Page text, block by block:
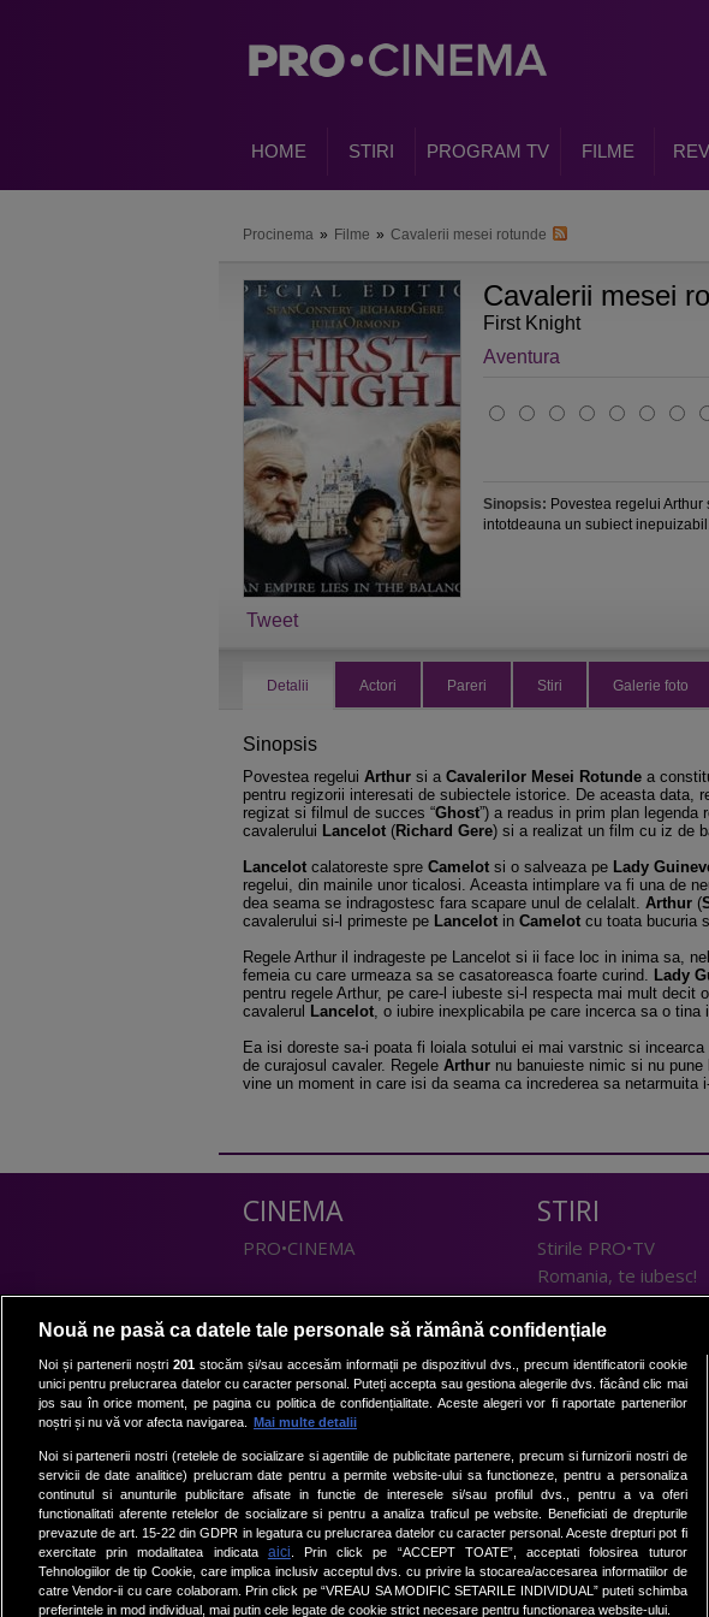
HOME STIRI PROGRAM TV FILME
Procinema » Filme » Cavalerii mesei rotunde
Tweet
Cavalerii mesei
First Knight
Aventura
Sinopsis: Povestea regelui
intotdeauna un subiect
Detalii Actori Pareri Stiri Galerie foto
Sinopsis
Povestea regelui Arthur si a Cavalerilor Mesei Rotunde a
pentru regizorii interesati de subiectele istorice. De aceasta data,
regizat si filmul de succes “Ghost”) a readus in prim plan legenda
cavalerului Lancelot (Richard Gere) si a realizat un film cu iz de
Lancelot calatoreste spre Camelot si o salveaza pe Lady
regelui, din mainile unor ticalosi. Aceasta intimplare va fi una de
dea seama se indragostesc fara scapare unul de celalalt. Arthur (
cavalerului si-l primeste pe Lancelot in Camelot cu toata bucuria
Regele Arthur il indrageste pe Lancelot si ii face loc in inima sa,
femeia cu care urmeaza sa se casatoreasca foarte curind. Lady
pentru regele Arthur, pe care-l iubeste si-l respecta mai mult decit
cavalerul Lancelot, o iubire inexplicabila pe care incerca sa o tina
Ea isi doreste sa-i poata fi loiala sotului ei mai varstnic si
de curajosul cavaler. Regele Arthur nu banuieste nimic si nu
vine un moment in care isi da seama ca increderea sa netarmuita
CINEMA
PRO•CINEMA
DIVERTISMENT
PRO•TV
Romanii au talent
Vocea Romaniei
Las Fierbinti
La Maruta
Apropo TV
STIRI
Stirile PRO•TV
Romania, te iubesc!
TEHNOLOGIE
I Like IT
SPORT
Sport.ro
PRO•ARENA
Nouă ne pasă ca datele tale personale să rămână confidențiale
Noi și partenerii noștri 201stocăm și/sau accesăm informații pe dispozitivul dvs., precum identificatorii cookie
unici pentru prelucrarea datelor cu caracter personal. Puteți accepta sau gestiona alegerile dvs. făcând clic mai
jos sau în orice moment, pe pagina cu politica de confidențialitate. Aceste alegeri vor fi raportate partenerilor
noștri și nu vă vor afecta navigarea.
Mai multe detalii
Noi si partenerii nostri (retelele de socializare si agentiile de publicitate partenere, precum si furnizorii nostri de
servicii de date analitice) prelucram date pentru a permite website-ului sa functioneze, pentru a personaliza
continutul si anunturile publicitare afisate in functie de interesele si/sau profilul dvs., pentru a va oferi
functionalitati aferente retelelor de socializare si pentru a analiza traficul pe website. Beneficiati de drepturile
prevazute de art. 15-22 din GDPR in legatura cu prelucrarea datelor cu caracter personal. Aceste drepturi pot fi
exercitate prin modalitatea indicata aici . Prin click pe “ACCEPT TOATE”, acceptati folosirea tuturor
Tehnologiilor de tip Cookie, care implica inclusiv acceptul dvs. cu privire la stocarea/accesarea informatiilor de
catre Vendor-ii cu care colaboram. Prin click pe “VREAU SA MODIFIC SETARILE INDIVIDUAL” puteti schimba
preferintele in mod individual, mai putin cele legate de cookie strict necesare pentru functionarea website-ului.